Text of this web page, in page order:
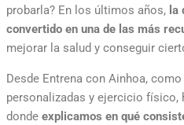
probarla? En los últimos años, la
convertido en una de las más
mejorar la salud y conseguir
Desde Entrena con Ainhoa,
personalizadas y ejercicio físico,
donde explicamos en qué